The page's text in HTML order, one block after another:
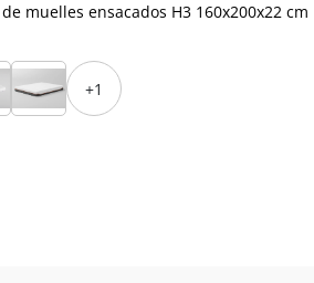
muelles ensacados H3 160x200x22 cm
+1